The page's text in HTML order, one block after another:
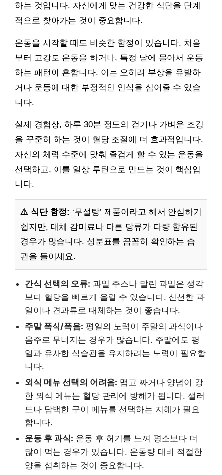
하는 것입니다. 자신에게 맞는 건강한 식단을 단계
적으로 찾아가는 것이 중요합니다.
운동을 시작할 때도 비슷한 함정이 있습니다. 처음
부터 고강도 운동을 하거나, 특정 날에 몰아서 운동
하는 패턴이 흔합니다. 이는 오히려 부상을 유발하
거나 운동에 대한 부정적인 인식을 심어줄 수 있습
니다.
실제 경험상, 하루 30분 정도의 걷기나 가벼운 조깅
을 꾸준히 하는 것이 혈당 조절에 더 효과적입니다.
자신의 체력 수준에 맞춰 즐겁게 할 수 있는 운동을
선택하고, 이를 일상 루틴으로 만드는 것이 핵심입
니다.
⚠️ 식단 함정: ‘무설탕’ 제품이라고 해서 안심하기
쉽지만, 대체 감미료나 다른 당류가 다량 함유된
경우가 많습니다. 성분표를 꼼꼼히 확인하는 습
관을 들이세요.
간식 선택의 오류: 과일 주스나 말린 과일은 생각
보다 혈당을 빠르게 올릴 수 있습니다. 신선한 과
일이나 견과류로 대체하는 것이 좋습니다.
주말 폭식/폭음: 평일의 노력이 주말의 과식이나
음주로 무너지는 경우가 많습니다. 주말에도 평
일과 유사한 식습관을 유지하려는 노력이 필요합
니다.
외식 메뉴 선택의 어려움: 맵고 짜거나 양념이 강
한 외식 메뉴는 혈당 관리에 방해가 됩니다. 샐러
드나 담백한 구이 메뉴를 선택하는 지혜가 필요
합니다.
운동 후 과식: 운동 후 허기를 느껴 평소보다 더
많이 먹는 경우가 있습니다. 운동량 대비 적절한
양을 섭취하는 것이 중요합니다.